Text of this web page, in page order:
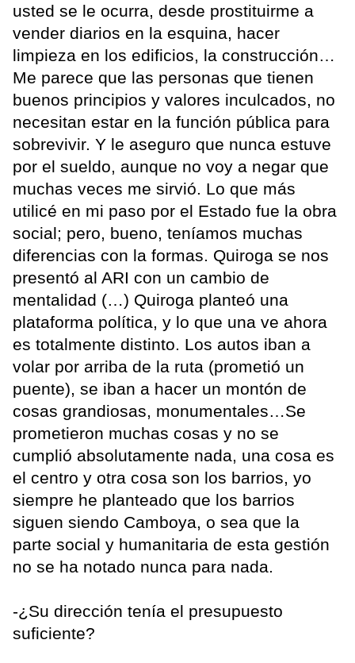
usted se le ocurra, desde prostituirme a
vender diarios en la esquina, hacer
limpieza en los edificios, la construcción…
Me parece que las personas que tienen
buenos principios y valores inculcados, no
necesitan estar en la función pública para
sobrevivir. Y le aseguro que nunca estuve
por el sueldo, aunque no voy a negar que
muchas veces me sirvió. Lo que más
utilicé en mi paso por el Estado fue la obra
social; pero, bueno, teníamos muchas
diferencias con la formas. Quiroga se nos
presentó al ARI con un cambio de
mentalidad (…) Quiroga planteó una
plataforma política, y lo que una ve ahora
es totalmente distinto. Los autos iban a
volar por arriba de la ruta (prometió un
puente), se iban a hacer un montón de
cosas grandiosas, monumentales…Se
prometieron muchas cosas y no se
cumplió absolutamente nada, una cosa es
el centro y otra cosa son los barrios, yo
siempre he planteado que los barrios
siguen siendo Camboya, o sea que la
parte social y humanitaria de esta gestión
no se ha notado nunca para nada.
-¿Su dirección tenía el presupuesto
suficiente?